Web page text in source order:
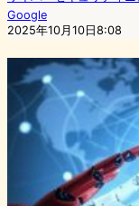
Google
2025年10月10日8:08